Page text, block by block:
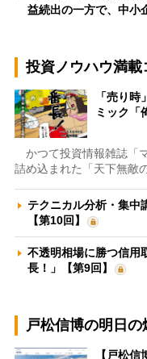
益続出の一方で、中小
投資ノウハウ満載
「売り
ミック「
かつて投資情報雑誌「
詰め込まれた「天下無敵
テクニカル分析・集中
【第10回】
不透明相場に勝つ信
長！」【第9回】
戸松信博の明日の
【戸松